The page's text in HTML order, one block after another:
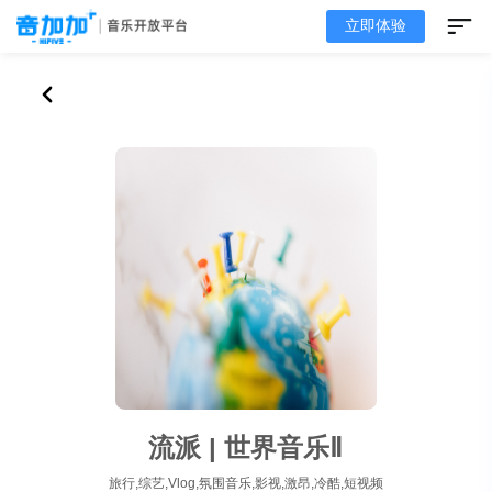
立即体验
流派 | 世界音乐Ⅱ
旅行,综艺,Vlog,氛围音乐,影视,激昂,冷酷,短视频